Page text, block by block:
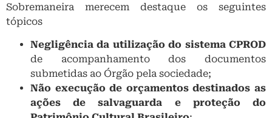
Sobremaneira merecem destaque os seguintes
tópicos
Negligência da utilização do sistema CPROD
de acompanhamento dos documentos
submetidas ao Órgão pela sociedade;
Não execução de orçamentos destinados as
ações de salvaguarda e proteção do